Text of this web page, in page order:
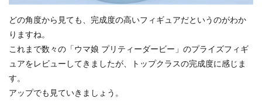
どの角度から見ても、完成度の高いフィギュアだというのがわか
りますね。
これまで数々の「ウマ娘 プリティーダービー」のプライズフィギ
ュアをレビューしてきましたが、トップクラスの完成度に感じま
す。
アップでも見ていきましょう。